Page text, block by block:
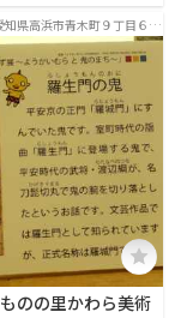
知県高浜市青木町９丁目６
８
のの里かわら美術